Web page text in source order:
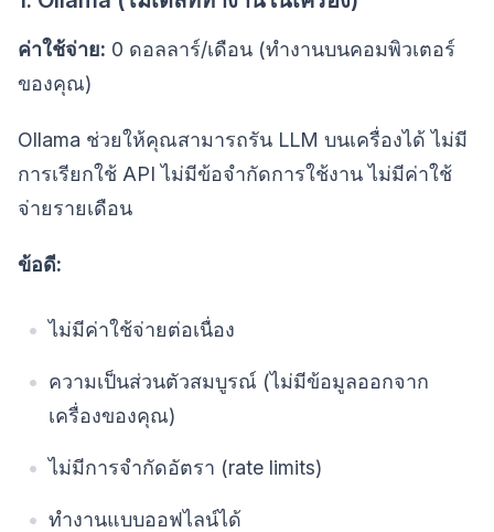
ค่าใช้จ่าย: 0 ดอลลาร์/เดือน (ทำงานบนคอมพิวเตอร์
ของคุณ)
Ollama ช่วยให้คุณสามารถรัน LLM บนเครื่องได้ ไม่มี
การเรียกใช้ API ไม่มีข้อจำกัดการใช้งาน ไม่มีค่าใช้
จ่ายรายเดือน
ข้อดี:
ไม่มีค่าใช้จ่ายต่อเนื่อง
ความเป็นส่วนตัวสมบูรณ์ (ไม่มีข้อมูลออกจาก
เครื่องของคุณ)
ไม่มีการจำกัดอัตรา (rate limits)
ทำงานแบบออฟไลน์ได้